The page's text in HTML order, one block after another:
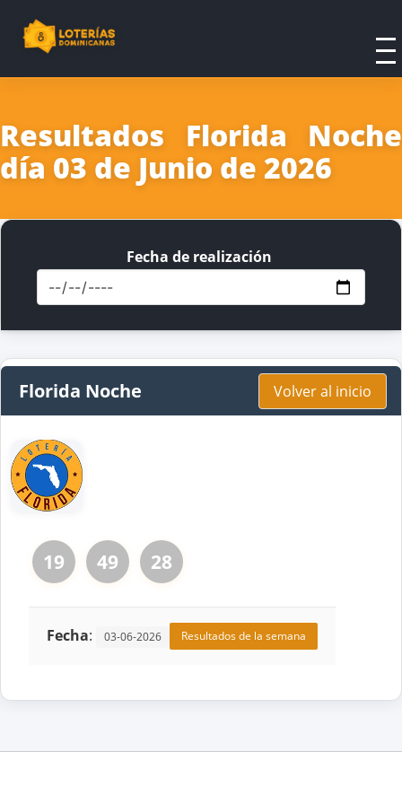
Resultados Florida Noche
día 03 de Junio de 2026
Fecha de realización
Florida Noche Volver al inicio
19 49 28
Fecha: 03-06-2026 Resultados de la semana